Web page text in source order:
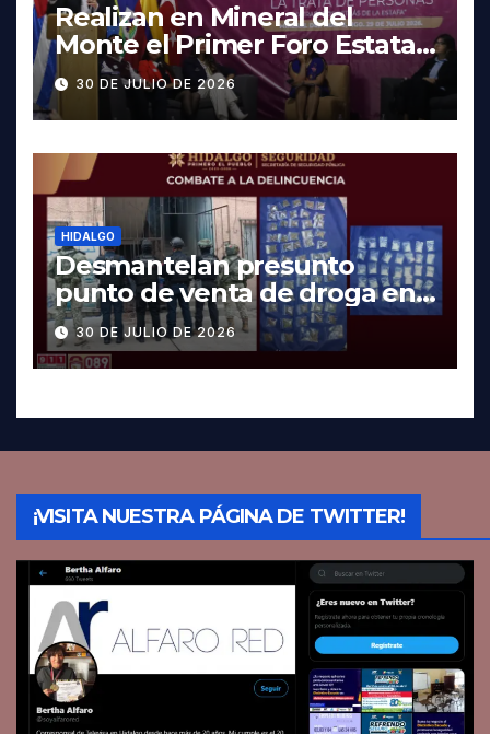
Realizan en Mineral del
Monte el Primer Foro Estatal
contra la Trata de Personas
30 DE JULIO DE 2026
HIDALGO
Desmantelan presunto
punto de venta de droga en
Pachuca; hay dos detenidos
30 DE JULIO DE 2026
¡VISITA NUESTRA PÁGINA DE TWITTER!